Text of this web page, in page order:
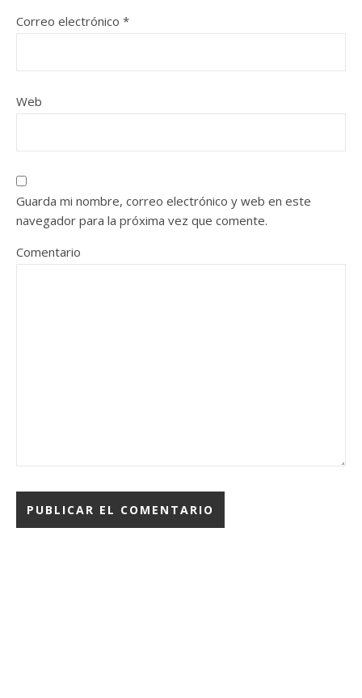
Correo electrónico *
Web
Guarda mi nombre, correo electrónico y web en este
navegador para la próxima vez que comente.
Comentario